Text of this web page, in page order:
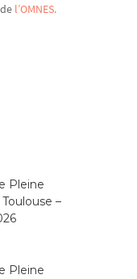
l’OMNES.
Pleine
–
Pleine